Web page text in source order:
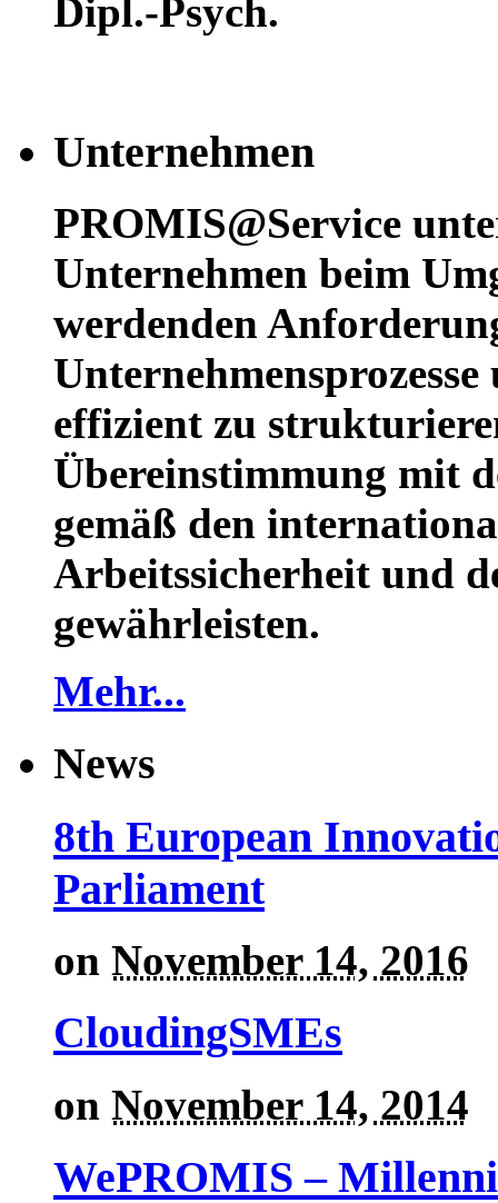
Dipl.-Psych.
Unternehmen
PROMIS@Service
Unternehmen beim
werdenden
effizient zu
Übereinstimmung mit
gemäß den
Arbeitssicherheit und
gewährleisten.
Mehr...
News
8th European
Parliament
on November 14, 2016
CloudingSMEs
on November 14, 2014
WePROMIS –